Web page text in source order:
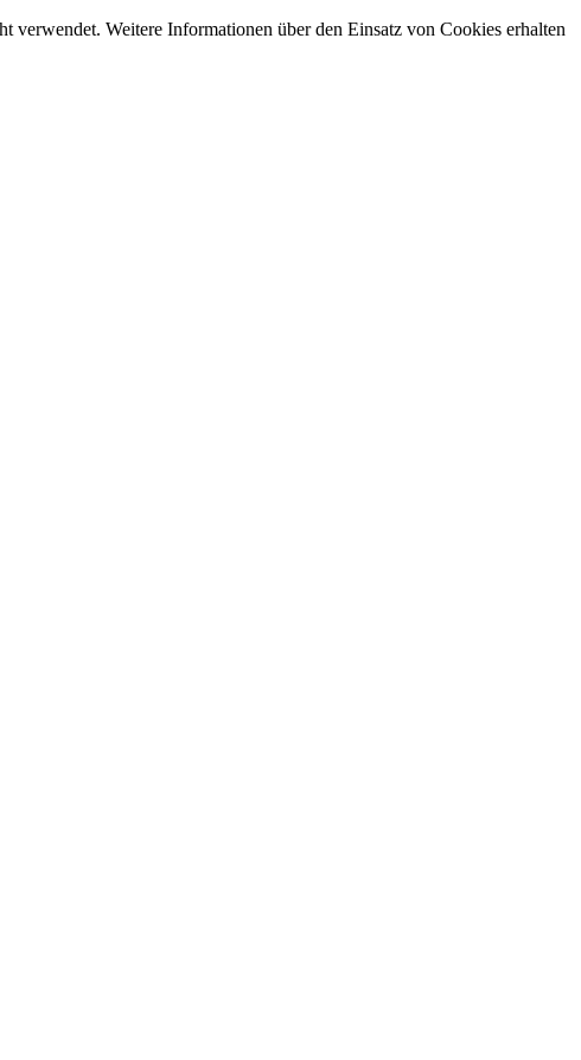
verwendet. Weitere Informationen über den Einsatz von Cookies erhalten